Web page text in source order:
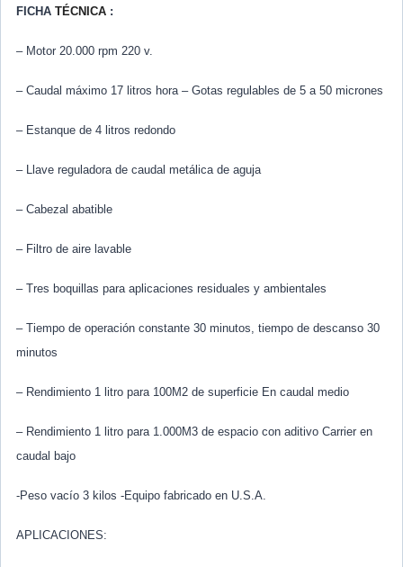
FICHA TÉCNICA :
– Motor 20.000 rpm 220 v.
– Caudal máximo 17 litros hora – Gotas regulables de 5 a 50 micrones
– Estanque de 4 litros redondo
– Llave reguladora de caudal metálica de aguja
– Cabezal abatible
– Filtro de aire lavable
– Tres boquillas para aplicaciones residuales y ambientales
– Tiempo de operación constante 30 minutos, tiempo de descanso 30
minutos
– Rendimiento 1 litro para 100M2 de superficie En caudal medio
– Rendimiento 1 litro para 1.000M3 de espacio con aditivo Carrier en
caudal bajo
-Peso vacío 3 kilos -Equipo fabricado en U.S.A.
APLICACIONES: